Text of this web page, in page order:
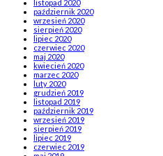
listopad 2020
październik 2020
wrzesień 2020
sierpień 2020
lipiec 2020
czerwiec 2020
maj 2020
kwiecień 2020
marzec 2020
luty 2020
grudzień 2019
listopad 2019
październik 2019
wrzesień 2019
sierpień 2019
lipiec 2019
czerwiec 2019